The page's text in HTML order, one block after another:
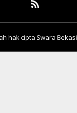
hak cipta Swara Bekasi